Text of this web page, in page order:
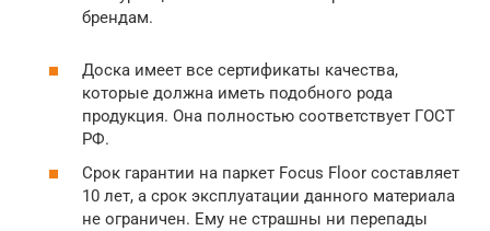
брендам.
Доска имеет все сертификаты качества,
которые должна иметь подобного рода
продукция. Она полностью соответствует ГОСТ
РФ.
Срок гарантии на паркет Focus Floor составляет
10 лет, а срок эксплуатации данного материала
не ограничен. Ему не страшны ни перепады